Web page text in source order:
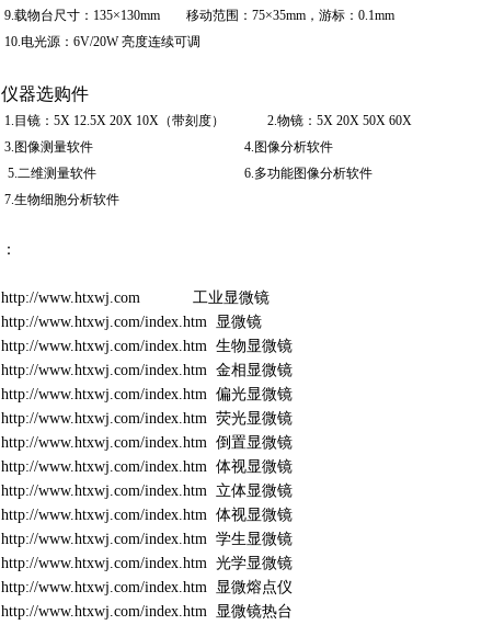
9.载物台尺寸： 135×130mm 移动范围： 75×35mm ，游标： 0.1mm
10.电光源： 6V/20W亮度连续可调
仪器选购件
1. 目镜： 5X 12.5X 20X 10X（带刻度） 2.物镜： 5X 20X 50X 60X
3. 图像测量软件 4. 图像分析软件
5.二维测量软件 6.多功能图像分析软件
7.生物细胞分析软件
：
http://www.htxwj.com
工业显微镜
http://www.htxwj.com/index.htm 显微镜
http://www.htxwj.com/index.htm 生物显微镜
http://www.htxwj.com/index.htm 金相显微镜
http://www.htxwj.com/index.htm 偏光显微镜
http://www.htxwj.com/index.htm 荧光显微镜
http://www.htxwj.com/index.htm 倒置显微镜
http://www.htxwj.com/index.htm 体视显微镜
http://www.htxwj.com/index.htm 立体显微镜
http://www.htxwj.com/index.htm 体视显微镜
http://www.htxwj.com/index.htm 学生显微镜
http://www.htxwj.com/index.htm 光学显微镜
http://www.htxwj.com/index.htm 显微熔点仪
http://www.htxwj.com/index.htm 显微镜热台